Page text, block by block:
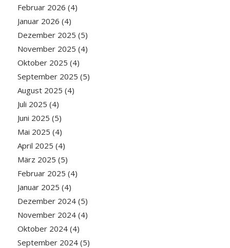
Februar 2026 (4)
Januar 2026 (4)
Dezember 2025 (5)
November 2025 (4)
Oktober 2025 (4)
September 2025 (5)
August 2025 (4)
Juli 2025 (4)
Juni 2025 (5)
Mai 2025 (4)
April 2025 (4)
März 2025 (5)
Februar 2025 (4)
Januar 2025 (4)
Dezember 2024(5)
November 2024(4)
Oktober 2024(4)
September 2024(5)